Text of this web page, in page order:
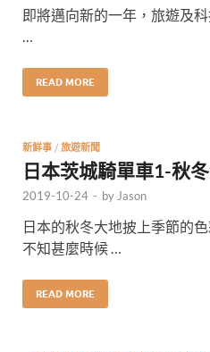
即將邁向新的一年，旅遊及
…
READ MORE
新鮮事 / 旅遊新聞
日本茨城騎單車1-秋
2019-10-24 - by Jason
日本的秋冬大地披上季節的
不知甚麼時候 …
READ MORE